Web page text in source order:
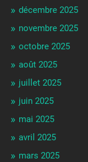
décembre 2025
novembre 2025
octobre 2025
août 2025
juillet 2025
juin 2025
mai 2025
avril 2025
mars 2025